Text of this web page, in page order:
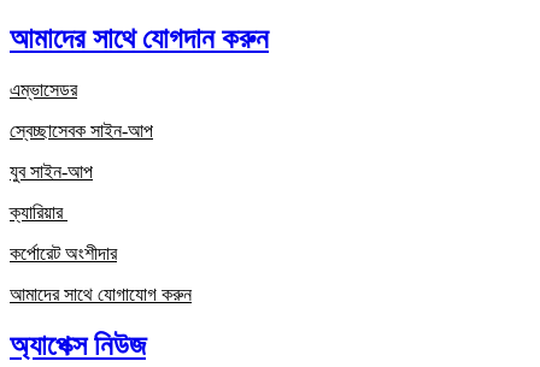
আমাদের সাথে যোগদান করুন
এম্ভাসেডর
স্বেচ্ছাসেবক সাইন-আপ
যুব সাইন-আপ
ক্যারিয়ার
কর্পোরেট অংশীদার
আমাদের সাথে যোগাযোগ করুন
অ্যাপেক্স নিউজ